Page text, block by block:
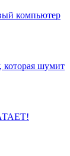
компьютер
которая шумит